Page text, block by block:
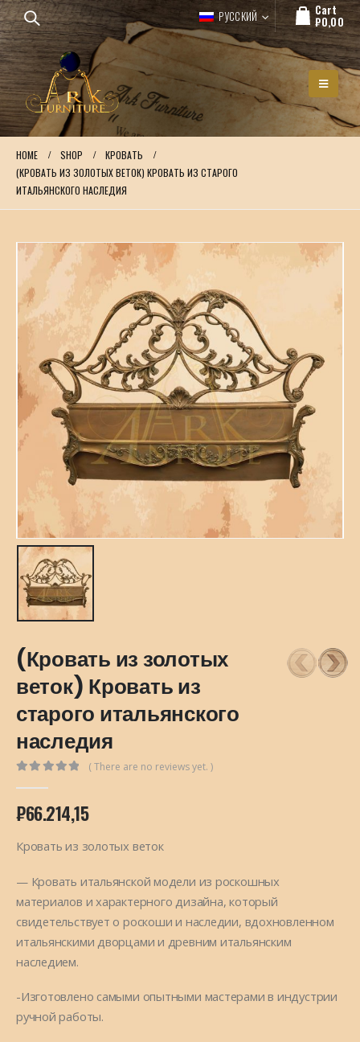
РУССКИЙ Cart
₽0,00
HOME SHOP
КРОВАТЬ
(КРОВАТЬ ИЗ ЗОЛОТЫХ ВЕТОК) КРОВАТЬ ИЗ СТАРОГО
ИТАЛЬЯНСКОГО НАСЛЕДИЯ
(Кровать из золотых
веток) Кровать из
старого итальянского
наследия
( There are no reviews yet. )
₽66.214,15
Кровать из золотых веток
— Кровать итальянской модели из роскошных
материалов и характерного дизайна, который
свидетельствует о роскоши и наследии, вдохновленном
итальянскими дворцами и древним итальянским
наследием.
-Изготовлено самыми опытными мастерами в индустрии
ручной работы.